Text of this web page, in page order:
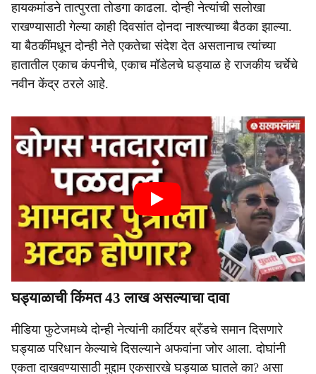
हायकमांडने तात्पुरता तोडगा काढला. दोन्ही नेत्यांची सलोखा
राखण्यासाठी गेल्या काही दिवसांत दोनदा नाश्‍त्याच्या बैठका झाल्या.
या बैठकींमधून दोन्ही नेते एकतेचा संदेश देत असतानाच त्यांच्या
हातातील एकाच कंपनीचे, एकाच मॉडेलचे घड्याळ हे राजकीय चर्चेचे
नवीन केंद्र ठरले आहे.
घड्याळाची किंमत 43 लाख असल्याचा दावा
मीडिया फुटेजमध्ये दोन्ही नेत्यांनी कार्टियर ब्रँडचे समान दिसणारे
घड्याळ परिधान केल्याचे दिसल्याने अफवांना जोर आला. दोघांनी
एकता दाखवण्यासाठी मुद्दाम एकसारखे घड्याळ घातले का? असा